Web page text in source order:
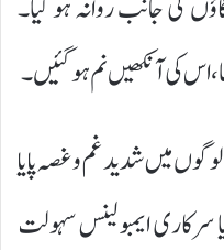
کی جانب روانہ ہو گیا۔
اس کی آنکھیں نم ہو گئیں۔
میں شدید غم و غصہ پایا
سرکاری ایمبولینس سہولت